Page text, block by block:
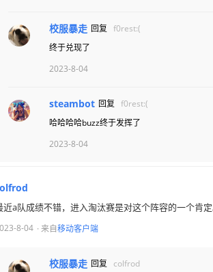
校服暴走 回复 f0rest:(
终于兑现了
2023-8-04
steambot 回复 f0rest:(
哈哈哈哈buzz终于发挥了
2023-8-04
近a队成绩不错，进入淘汰赛是对这个阵容的一个肯
8-04 · 来自移动客户端
校服暴走 回复 colfrod